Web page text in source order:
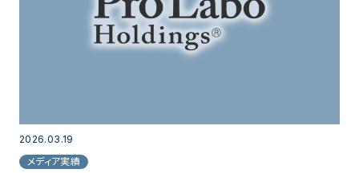
2026.03.19
メディア実績